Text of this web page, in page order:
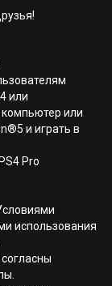
или
или
и играть в
Pro
использования